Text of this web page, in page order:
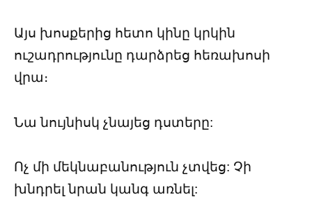
Այս խոսքերից հետո կինը կրկին
ուշադրությունը դարձրեց հեռախոսի
վրա։
Նա նույնիսկ չնայեց դստերը:
Ոչ մի մեկնաբանություն չտվեց: Չի
խնդրել նրան կանգ առնել: